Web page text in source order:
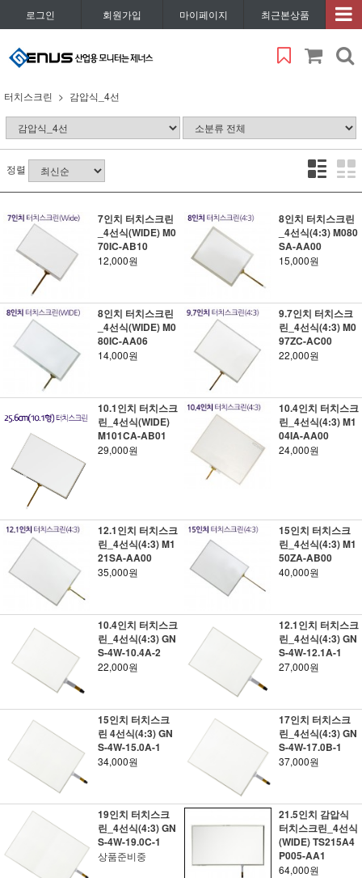
로그인 회원가입 마이페이지 최근본상품
터치스크린 감압식_4선
정렬
7인치 터치스크린
_4선식(WIDE) M0
70IC-AB10
12,000원
8인치 터치스크린
_4선식(4:3) M080
SA-AA00
15,000원
8인치 터치스크린
_4선식(WIDE) M0
80IC-AA06
14,000원
9.7인치 터치스크
린_4선식(4:3) M0
97ZC-AC00
22,000원
10.1인치 터치스크
린_4선식(WIDE)
M101CA-AB01
29,000원
10.4인치 터치스크
린_4선식(4:3) M1
04IA-AA00
24,000원
12.1인치 터치스크
린_4선식(4:3) M1
21SA-AA00
35,000원
15인치 터치스크
린_4선식(4:3) M1
50ZA-AB00
40,000원
10.4인치 터치스크
린_4선식(4:3) GN
S-4W-10.4A-2
22,000원
12.1인치 터치스크
린_4선식(4:3) GN
S-4W-12.1A-1
27,000원
15인치 터치스크
린 4선식(4:3) GN
S-4W-15.0A-1
34,000원
17인치 터치스크
린_4선식(4:3) GN
S-4W-17.0B-1
37,000원
19인치 터치스크
린_4선식(4:3) GN
S-4W-19.0C-1
상품준비중
21.5인치 감압식
터치스크린_4선식
(WIDE) TS215A4
P005-AA1
64,000원